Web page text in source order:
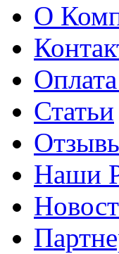
О
Статьи
Наши